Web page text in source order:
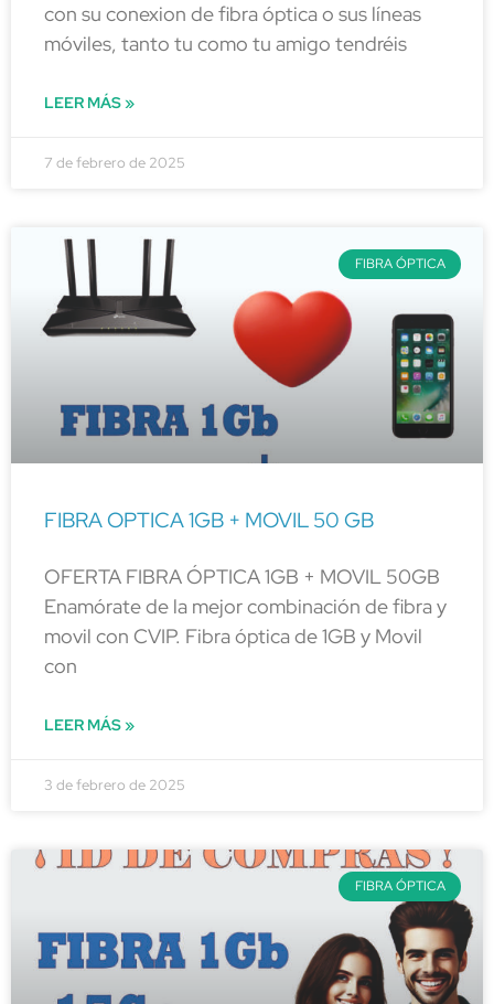
con su conexion de fibra óptica o sus líneas
móviles, tanto tu como tu amigo tendréis
LEER MÁS »
7 de febrero de 2025
FIBRA ÓPTICA
FIBRA OPTICA 1GB + MOVIL 50 GB
OFERTA FIBRA ÓPTICA 1GB + MOVIL 50GB
Enamórate de la mejor combinación de fibra y
movil con CVIP. Fibra óptica de 1GB y Movil
con
LEER MÁS »
3 de febrero de 2025
FIBRA ÓPTICA